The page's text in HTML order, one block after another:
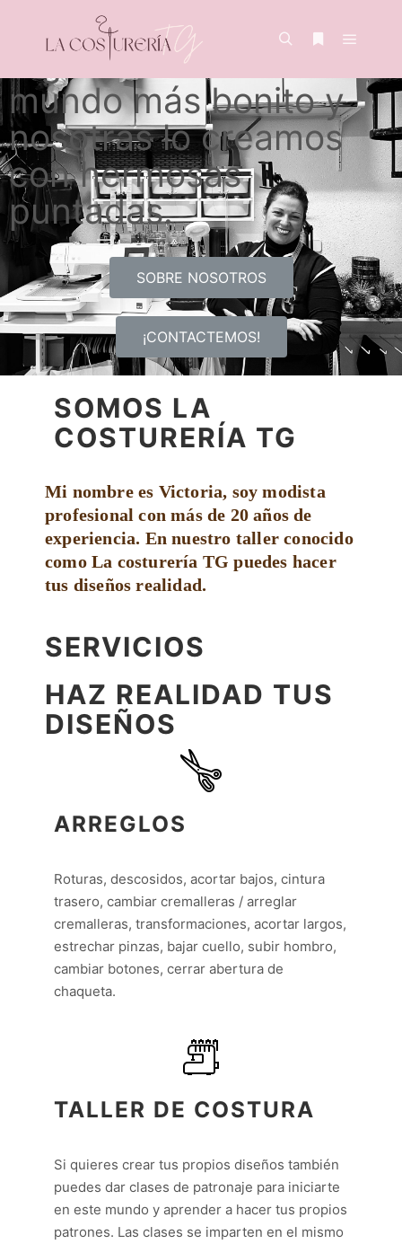
Algunas buscan un
mundo más bonito y
nosotras lo creamos
con hermosas
puntadas.
SOBRE NOSOTROS
¡CONTACTEMOS!
SOMOS LA
COSTURERÍA TG
Mi nombre es Victoria, soy modista
profesional con más de 20 años de
experiencia. En nuestro taller conocido
como La costurería TG puedes hacer
tus diseños realidad.
SERVICIOS
HAZ REALIDAD TUS
DISEÑOS
ARREGLOS
Roturas, descosidos, acortar bajos, cintura
trasero, cambiar cremalleras / arreglar
cremalleras, transformaciones, acortar largos,
estrechar pinzas, bajar cuello, subir hombro,
cambiar botones, cerrar abertura de
chaqueta.
TALLER DE COSTURA
Si quieres crear tus propios diseños también
puedes dar clases de patronaje para iniciarte
en este mundo y aprender a hacer tus propios
patrones. Las clases se imparten en el mismo